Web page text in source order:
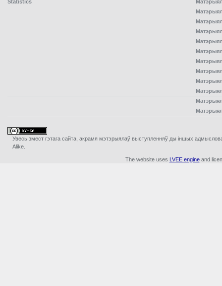
Statistics
Увесь змест гэтага сайта, акрамя мэтэрыялаў выступленняў ды iншых
Alike.
The website uses LVEE engineand